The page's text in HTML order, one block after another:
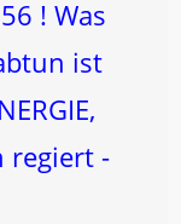
! Was
ist
regiert -